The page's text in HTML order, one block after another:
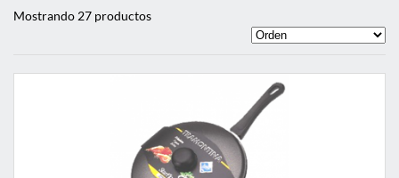
Mostrando 27 productos